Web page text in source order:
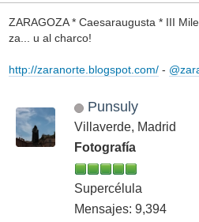
ZARAGOZA * Caesaraugusta * III
za... u al charco!
http://zaranorte.blogspot.com/-
Punsuly
Villaverde, Madrid
Fotografía
Supercélula
Mensajes: 9,394